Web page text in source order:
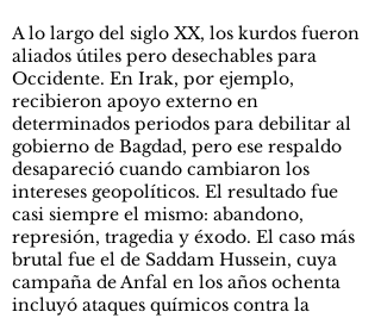
A lo largo del siglo XX, los kurdos fueron
aliados útiles pero desechables para
Occidente. En Irak, por ejemplo,
recibieron apoyo externo en
determinados periodos para debilitar al
gobierno de Bagdad, pero ese respaldo
desapareció cuando cambiaron los
intereses geopolíticos. El resultado fue
casi siempre el mismo: abandono,
represión, tragedia y éxodo. El caso más
brutal fue el de Saddam Hussein, cuya
campaña de Anfal en los años ochenta
incluyó ataques químicos contra la